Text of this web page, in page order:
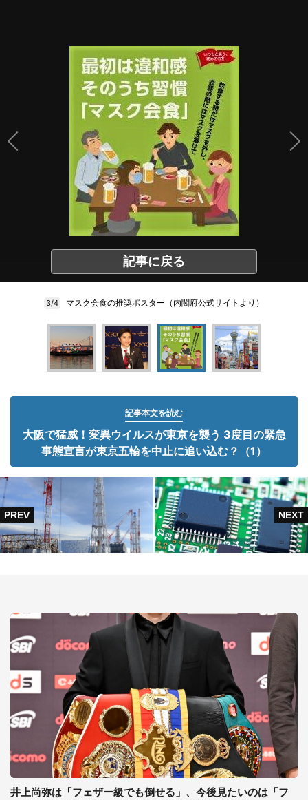
記事に戻る
3/4 マスク会食の推奨ポスター（内閣府公式サイトより）
記事本文を読む
大阪で猛威！変異ウイルスが東京を襲う 3度目の緊急
事態宣言が東京五輪を中止に追い込む？（1）
井上尚弥は「フェザー級でも倒せる」、今後見たいのは「フ